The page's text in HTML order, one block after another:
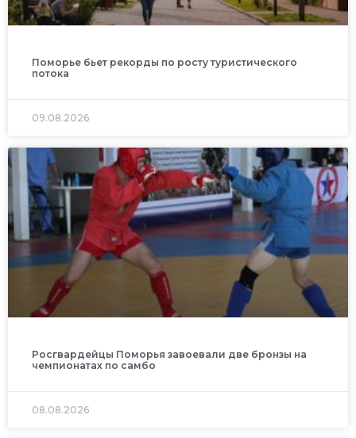
Поморье бьет рекорды по росту туристического
потока
09.08.2026
Росгвардейцы Поморья завоевали две бронзы на
чемпионатах по самбо
08.08.2026